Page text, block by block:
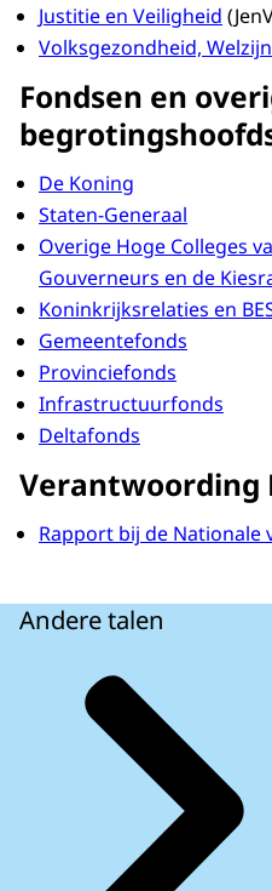
Justitie en Veiligheid
Volksgezondheid,
Fondsen en
De Koning
Staten-Generaal
Overige Hoge Colleges
Gouverneurs en de
Koninkrijksrelaties en
Gemeentefonds
Provinciefonds
Infrastructuurfonds
Deltafonds
Verantwoording
Rapport bij de Nationale
Andere talen